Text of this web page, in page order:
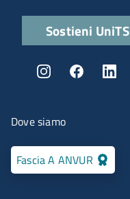
Fascia A ANVUR
Menu contatti
Dove siamo
Quick links
Sostieni UniTS